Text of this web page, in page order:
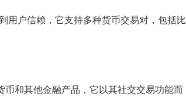
用户信赖，它支持多种货币交易对，包括比
和其他金融产品，它以其社交交易功能而